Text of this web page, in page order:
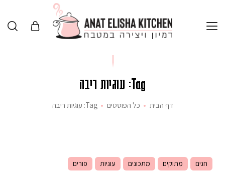
Tag: עוגיות ריבה
דף הבית כל הפוסטים Tag: עוגיות ריבה
חגים מתוקים מתכונים עוגיות פורים